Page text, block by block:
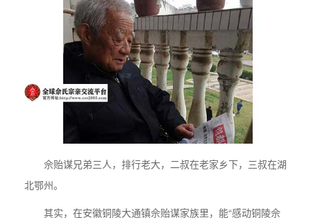
佘贻谋兄弟三人，排行老大，二叔在老家乡下，三叔在湖
北鄂州。
其实，在安徽铜陵大通镇佘贻谋家族里，能“感动铜陵佘